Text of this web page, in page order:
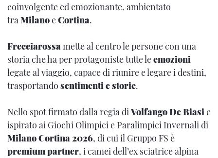
coinvolgente ed emozionante, ambientato
traMilanoeCortina.
Frecciarossamette al centro le persone con una
storia che ha per protagoniste tutte leemozioni
legate al viaggio, capace di riunire e legare i destini,
trasportando sentimenti e storie.
Nello spot firmato dalla regia diVolfango De Biasie
ispirato ai Giochi Olimpici e Paralimpici Invernali di
Milano Cortina 2026, di cui il Gruppo FS è
premium partner, i camei dell’ex sciatrice alpina